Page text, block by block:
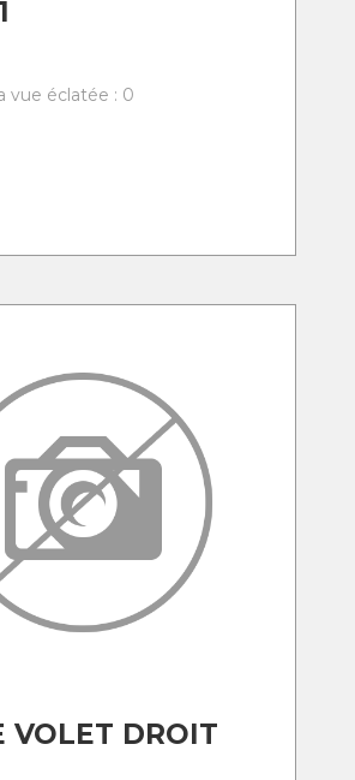
vue éclatée : 0
VOLET DROIT